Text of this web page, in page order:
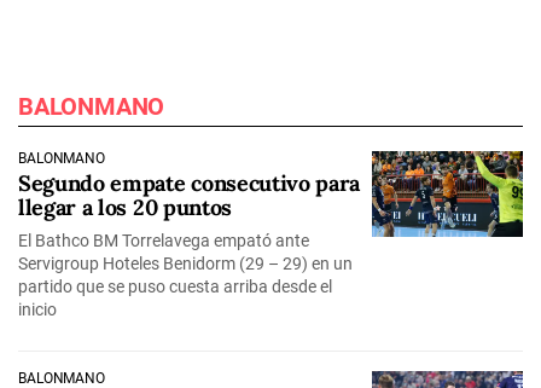
BALONMANO
BALONMANO
Segundo empate consecutivo para
llegar a los 20 puntos
El Bathco BM Torrelavega empató ante
Servigroup Hoteles Benidorm (29 – 29) en un
partido que se puso cuesta arriba desde el
inicio
BALONMANO